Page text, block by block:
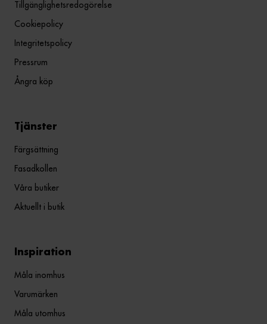
Tillgänglighetsredogörelse
Cookiepolicy
Integritetspolicy
Pressrum
Ångra köp
Tjänster
Färgsättning
Fasadkollen
Våra butiker
Aktuellt i butik
Inspiration
Måla inomhus
Varumärken
Måla utomhus